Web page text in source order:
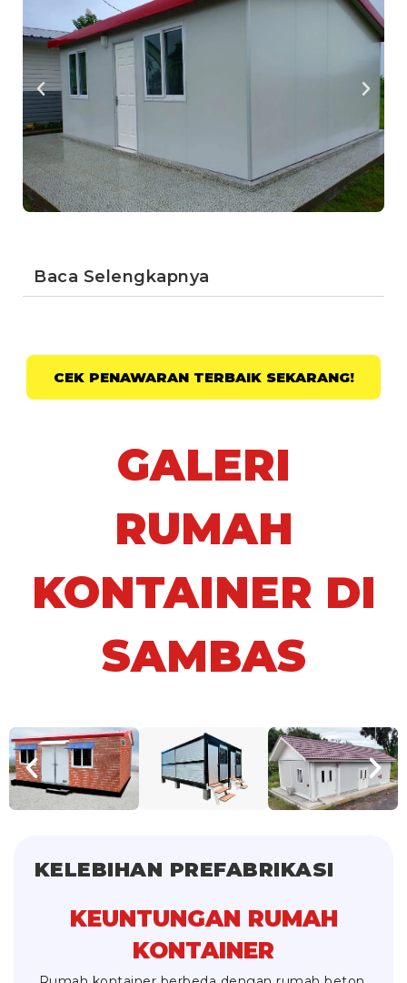
Baca Selengkapnya
CEK PENAWARAN TERBAIK SEKARANG!
GALERI
RUMAH
KONTAINER DI
SAMBAS
KELEBIHAN PREFABRIKASI
KEUNTUNGAN RUMAH
KONTAINER